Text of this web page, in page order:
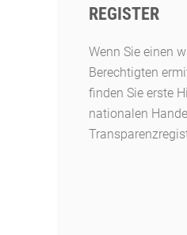
REGISTER
Wenn Sie einen
Berechtigten
finden Sie erste
nationalen